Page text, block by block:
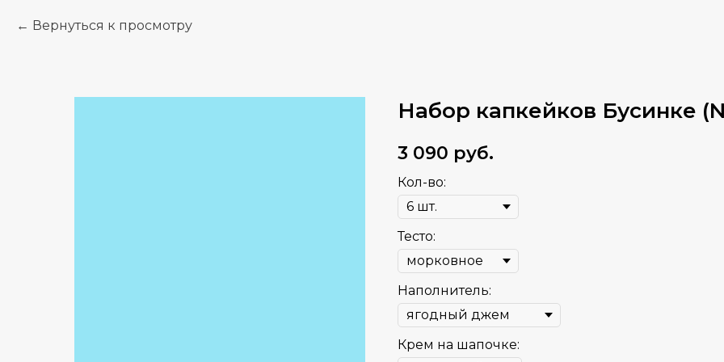
Вернуться к просмотру
Набор капкейков Бусинке
3 090 руб.
Кол-во:
Тесто:
Наполнитель:
Крем на шапочке: